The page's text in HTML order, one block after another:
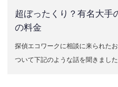
超ぼったくり？有名大手
の料金
探偵エコワークに相談に来られた
ついて下記のような話を聞きまし